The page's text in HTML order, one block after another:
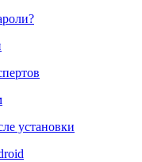
установки